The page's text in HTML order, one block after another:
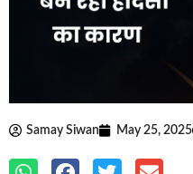
Samay Siwan May 25, 2025